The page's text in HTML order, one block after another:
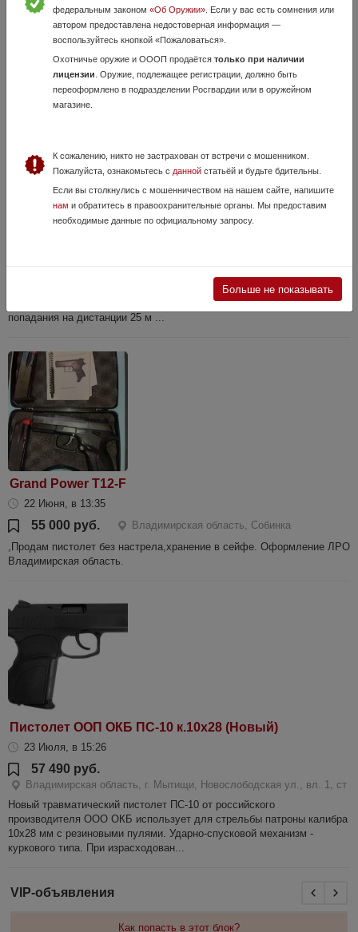
55 000 руб.
Владимирская область, Кольчугино
Оружие в хорошем состоянии. Настрел не более 30 выстрелов. В
комплекте паспорт, кейс, кобура, сейф, пенал для чистки.
ТК717Т
Glock. Настрел 100 патронов, в комплекте 2 магазина на десять
патронов, пластиковый противоударный кейс, документация.
Кучность и точность хорошая кучность для ООП, уверенные
попадания на дистанции 25 м ...
Grand Power T12-F
22 Июня, в 13:35
55 000 руб.
Владимирская область, Собинка
,Продам пистолет без настрела,хранение в сейфе. Оформление ЛРО
Владимирская область.
Пистолет ООП ОКБ ПС-10 к.10х28 (Новый)
23 Июля, в 15:26
57 490 руб.
Владимирская область, г. Мытищи, Новослободская ул., вл. 1, ст
Новый травматический пистолет ПС-10 от российского
производителя ООО ОКБ использует для стрельбы патроны калибра
10x28 мм с резиновыми пулями. Ударно-спусковой механизм -
куркового типа. При израсходован...
федеральным законом «Об Оружии». Если у вас есть сомнения или
автором предоставлена недостоверная информация —
воспользуйтесь кнопкой «Пожаловаться».
Охотничье оружие и ОООП продаётся только при наличии
лицензии . Оружие, подлежащее регистрации, должно быть
переоформлено в подразделении Росгвардии или в оружейном
магазине.
К сожалению, никто не застрахован от встречи с мошенником.
Пожалуйста, ознакомьтесь с даннойстатьёй и будьте бдительны.
Если вы столкнулись с мошенничеством на нашем сайте, напишите
нам и обратитесь в правоохранительные органы. Мы предоставим
необходимые данные по официальному запросу.
Больше не показывать
VIP-объявления
Как попасть в этот блок?